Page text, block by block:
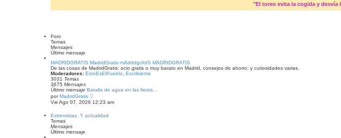
"El toreo evita la cogida y desvía
Foro
Temas
Mensajes
Último mensaje
MADRIDGRATIS MadridGratis mAdrIdgrAtIS MADRIDGRATIS
De las cosas de MadridGratis: ocio gratis o muy barato en Madrid, consejos de ahorro; y curiosidades varias.
Moderadores: EstoEsElPueblo
Escribiente
3031 Temas
3675 Mensajes
Último mensaje Batalla de agua en las fiesta…
porMadridGratis
e
r
l
Vie Ago 07, 2026 12:23 am
Extremistas. Y actualidad
Temas
Mensajes
Último mensaje